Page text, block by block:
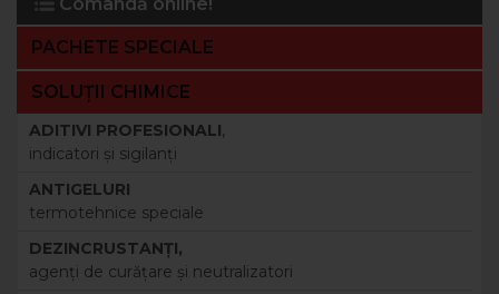
Comandă online!
PACHETE SPECIALE
SOLUȚII CHIMICE
ADITIVI PROFESIONALI,
indicatori şi sigilanţi
ANTIGELURI
termotehnice speciale
DEZINCRUSTANŢI,
agenţi de curăţare şi neutralizatori